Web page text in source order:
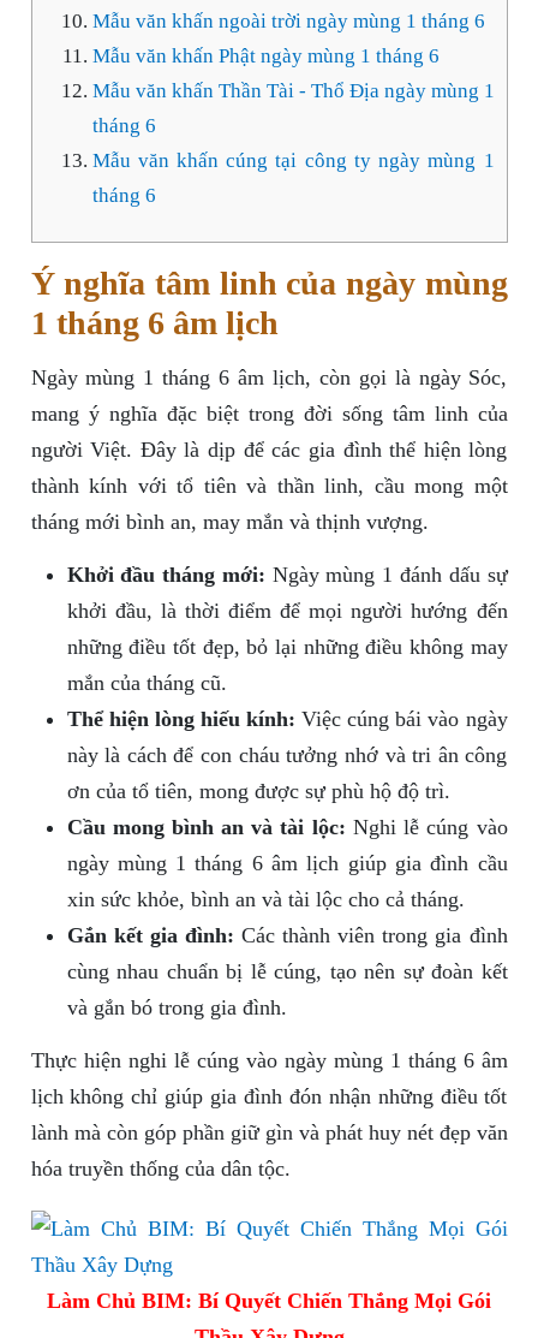
Mẫu văn khấn ngoài trời ngày mùng 1 tháng 6
Mẫu văn khấn Phật ngày mùng 1 tháng 6
Mẫu văn khấn Thần Tài - Thổ Địa ngày mùng 1
tháng 6
Mẫu văn khấn cúng tại công ty ngày mùng 1
tháng 6
Ý nghĩa tâm linh của ngày mùng
1 tháng 6 âm lịch
Ngày mùng 1 tháng 6 âm lịch, còn gọi là ngày Sóc,
mang ý nghĩa đặc biệt trong đời sống tâm linh của
người Việt. Đây là dịp để các gia đình thể hiện lòng
thành kính với tổ tiên và thần linh, cầu mong một
tháng mới bình an, may mắn và thịnh vượng.
Khởi đầu tháng mới: Ngày mùng 1 đánh dấu sự
khởi đầu, là thời điểm để mọi người hướng đến
những điều tốt đẹp, bỏ lại những điều không may
mắn của tháng cũ.
Thể hiện lòng hiếu kính: Việc cúng bái vào ngày
này là cách để con cháu tưởng nhớ và tri ân công
ơn của tổ tiên, mong được sự phù hộ độ trì.
Cầu mong bình an và tài lộc: Nghi lễ cúng vào
ngày mùng 1 tháng 6 âm lịch giúp gia đình cầu
xin sức khỏe, bình an và tài lộc cho cả tháng.
Gắn kết gia đình: Các thành viên trong gia đình
cùng nhau chuẩn bị lễ cúng, tạo nên sự đoàn kết
và gắn bó trong gia đình.
Thực hiện nghi lễ cúng vào ngày mùng 1 tháng 6 âm
lịch không chỉ giúp gia đình đón nhận những điều tốt
lành mà còn góp phần giữ gìn và phát huy nét đẹp văn
hóa truyền thống của dân tộc.
Làm Chủ BIM: Bí Quyết Chiến Thắng Mọi Gói